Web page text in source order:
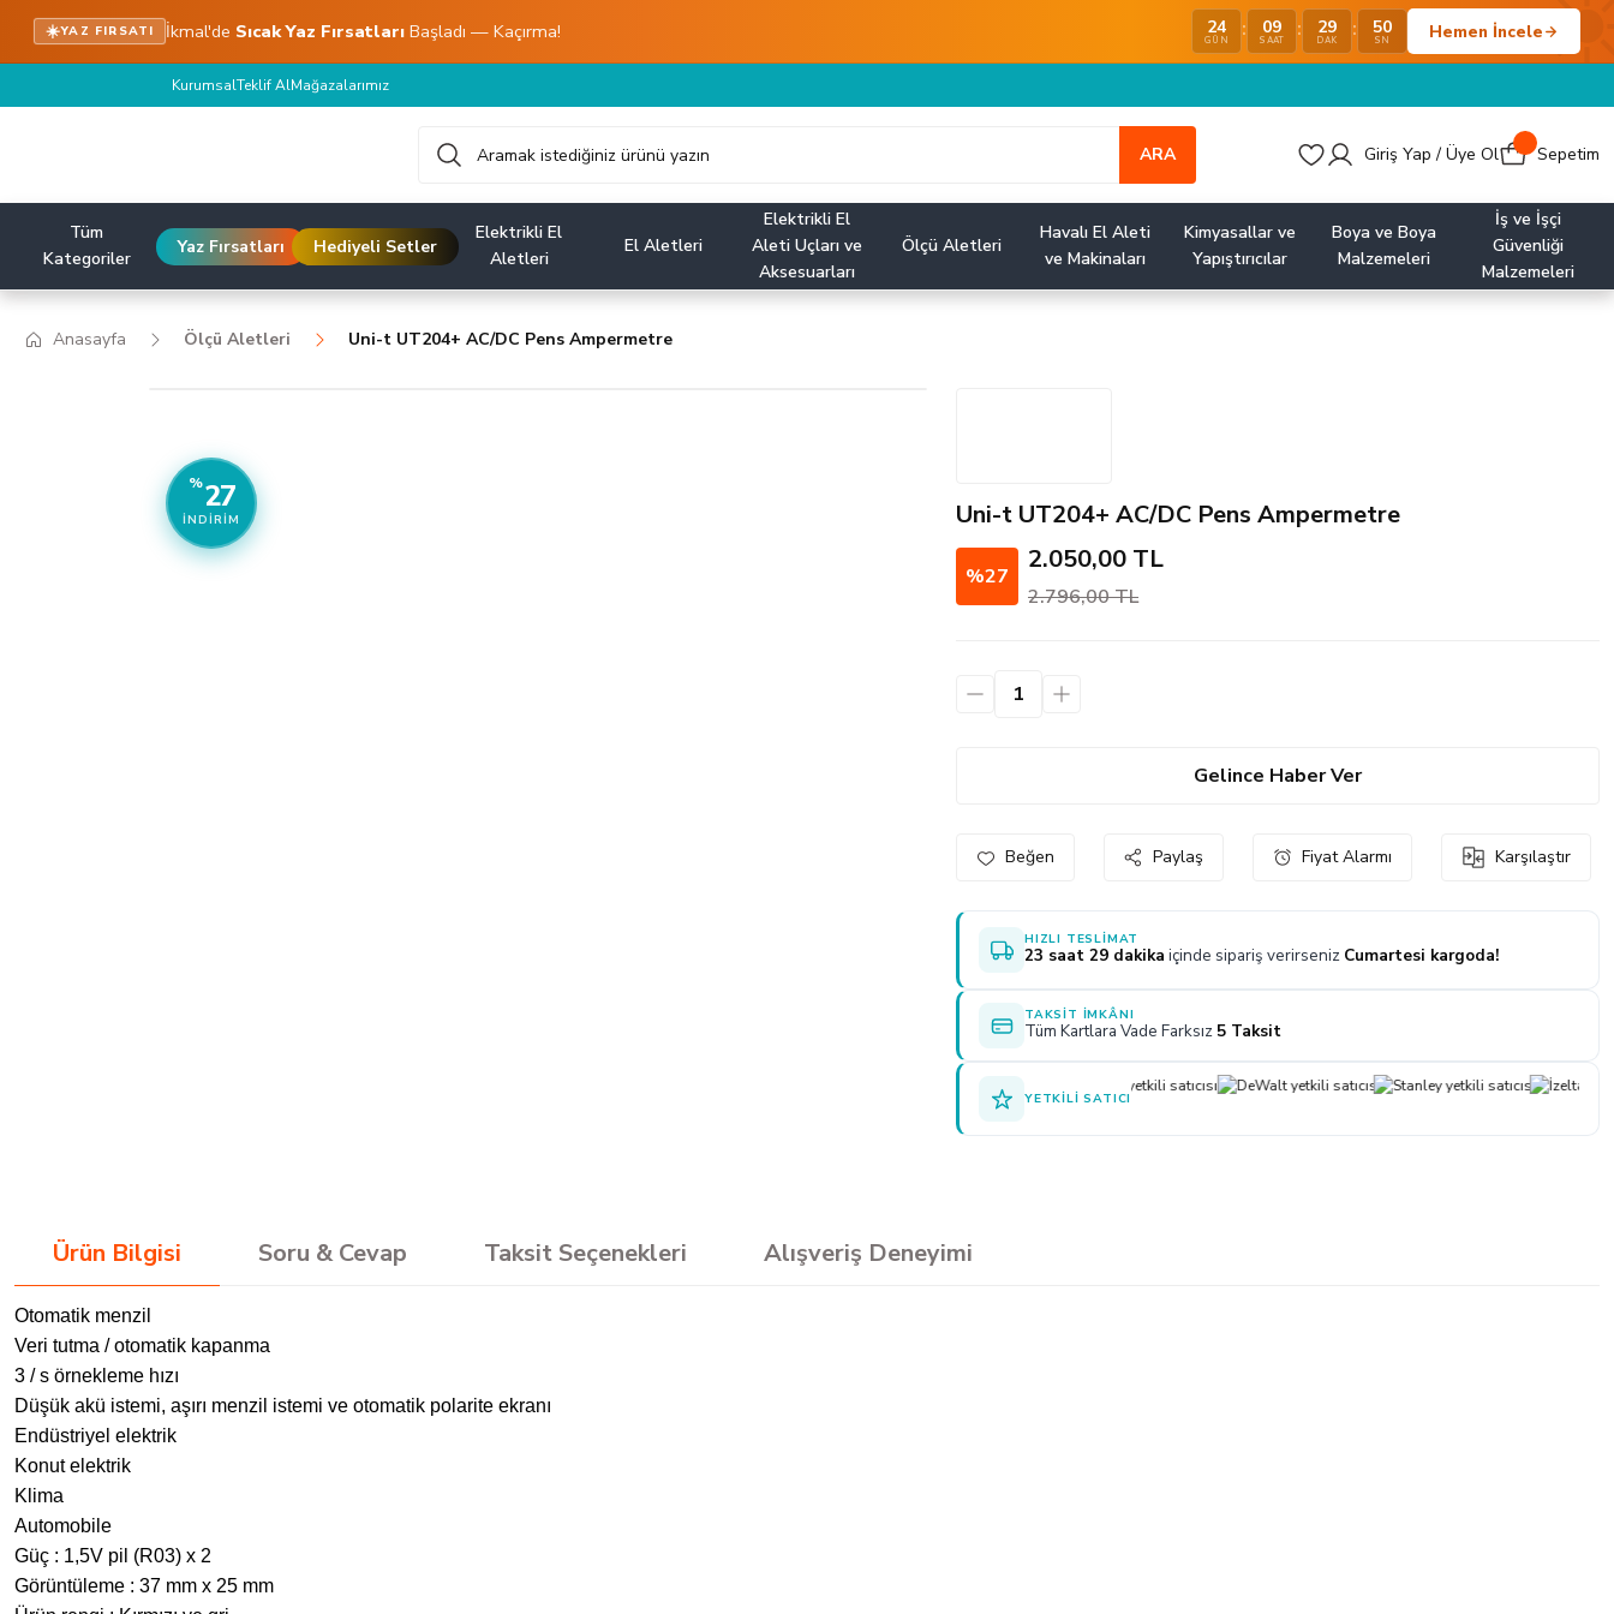
☀️YAZ FIRSATI İkmal'de Sıcak Yaz Fırsatları Başladı — Kaçırma! 24
GÜN : 09
SAAT : 29
DAK : 50
SN Hemen İncele
KurumsalTeklif AlMağazalarımız
ARA Giriş Yap / Üye Ol Sepetim
Tüm
Kategoriler
Yaz Fırsatları Hediyeli Setler
Elektrikli El
Aletleri
El Aletleri
Elektrikli El
Aleti Uçları ve
Aksesuarları
Ölçü Aletleri
Havalı El Aleti
ve Makinaları
Kimyasallar ve
Yapıştırıcılar
Boya ve Boya
Malzemeleri
İş ve İşçi
Güvenliği
Malzemeleri
Anasayfa Ölçü Aletleri Uni-t UT204+ AC/DC Pens Ampermetre
%27
İNDIRIM Uni-t UT204+ AC/DC Pens Ampermetre
%27
2.050,00 TL
2.796,00 TL
Gelince Haber Ver
Paylaş Fiyat Alarmı Karşılaştır
HIZLI TESLIMAT
23 saat 29 dakika içinde sipariş verirseniz Cumartesi kargoda!
TAKSIT İMKÂNI
Tüm Kartlara Vade Farksız 5 Taksit
YETKILI SATICI
Ürün Bilgisi Soru & Cevap Taksit Seçenekleri Alışveriş Deneyimi
Otomatik menzil
Veri tutma / otomatik kapanma
3 / s örnekleme hızı
Düşük akü istemi, aşırı menzil istemi ve otomatik polarite ekranı
Endüstriyel elektrik
Konut elektrik
Klima
Automobile
Güç : 1,5V pil (R03) x 2
Görüntüleme : 37 mm x 25 mm